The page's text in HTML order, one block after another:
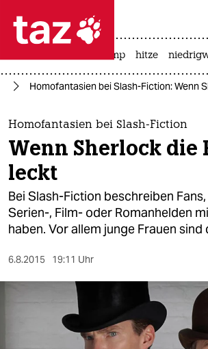
 taz zahl ich
taz zahl ich
themen
politik
öko
gesellschaft
sport
berlin
usa unter trump hitze
Homofantasien bei Slash-Fiction: Wenn
Homofantasien bei Slash-Fiction
Wenn Sherlock die
leckt
Bei Slash-Fiction beschreiben
Serien-, Film- oder Romanhelden
haben. Vor allem junge Frauen sind
6.8.2015 19:11 Uhr